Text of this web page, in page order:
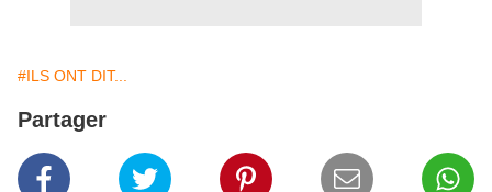
#ILS ONT DIT...
Partager